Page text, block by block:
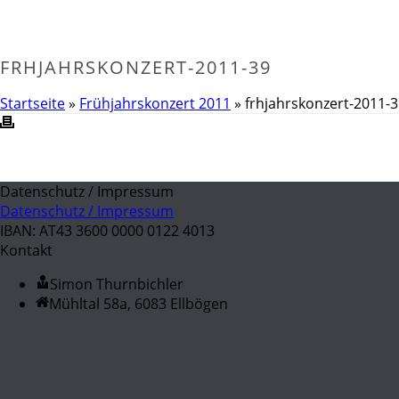
FRHJAHRSKONZERT-2011-39
Startseite» Frühjahrskonzert 2011 » frhjahrskonzert-2011-
Datenschutz / Impressum
Datenschutz / Impressum
IBAN: AT43 3600 0000 0122 4013
Kontakt
Simon Thurnbichler
Mühltal 58a, 6083 Ellbögen